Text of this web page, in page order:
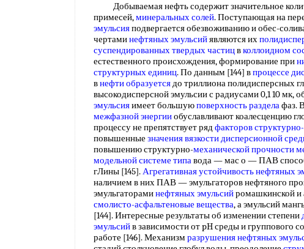
Добываемая нефть содержит значительное
примесей,минеральных солей. Поступающая на
эмульсияподвергается обезвоживанию и обес-
чертаминефтяных эмульсийявляются их
суспендированныхтвердых частицвколлоидном
естественного происхождения, формирование при
структурных единиц. По данным [144] впроцессе
внефти образуетсядо триллиона полидисперсных
высокодисперсной эмульсии с радиусами 0,1 10 мк,
эмульсияимеет большуюповерхность разделафаз.
межфазной энергииобуславливают коалесценцию
процессу не препятствует рядфакторов
повышенные значения вязкостидисперсионной
повышению структурно-механической прочности
модельной системе типавода — мас о — ПАВ
гЛины [145].Агрегативная устойчивостьнефтяных
наличием в них ПАВ — эмульгаторов нефтяного
эмульгатораминефтяных эмульсийромашкинской и
смолисто-асфальтеновые вещества, а эмульсий
[144]. Интересные результаты об изменении степени
эмульсийв зависимости от pH среды и группового
работе [146]. Механизм разрушения нефтяных